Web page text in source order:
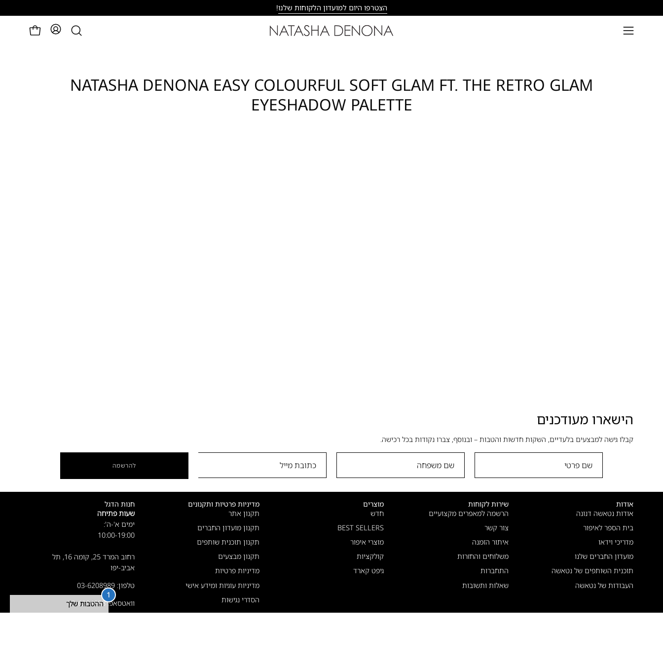
1
ההטבות שלך
הצטרפו היום למועדון הלקוחות שלנו!
פתיחת
פתיחת
לעגלה
NATASHA DENONA EASY COLOURFUL SOFT GLAM FT. THE RETRO GLAM
EYESHADOW PALETTE
הישארו מעודכנים
קבלו גישה למבצעים בלעדיים, השקות חדשות והטבות – ובנוסף, צברו נקודות בכל רכישה.
להרשמה
אודות
אודות נטאשה דנונה
בית הספר לאיפור
מדריכי וידאו
מועדון החברים שלנו
תוכנית השותפים של נטאשה
העבודות של נטאשה
שירות לקוחות
הרשמה למאפרים מקצועיים
צור קשר
איתור הזמנה
משלוחים והחזרות
התחברות
שאלות ותשובות
מוצרים
חדש
BEST SELLERS
מוצרי איפור
קולקציות
גיפט קארד
מדיניות פרטיות ותקנונים
תקנון אתר
תקנון מועדון החברים
תקנון תוכנית שותפים
תקנון מבצעים
מדיניות פרטיות
מדיניות עוגיות ומידע אישי
הסדרי נגישות
חנות הדגל
שעות פתיחה
ימים א'-ה':
10:00-19:00
רחוב המרד 25, קומה 16, תל
אביב-יפו
טלפון: 03-6208989
וואטסאפ: 03-6208988